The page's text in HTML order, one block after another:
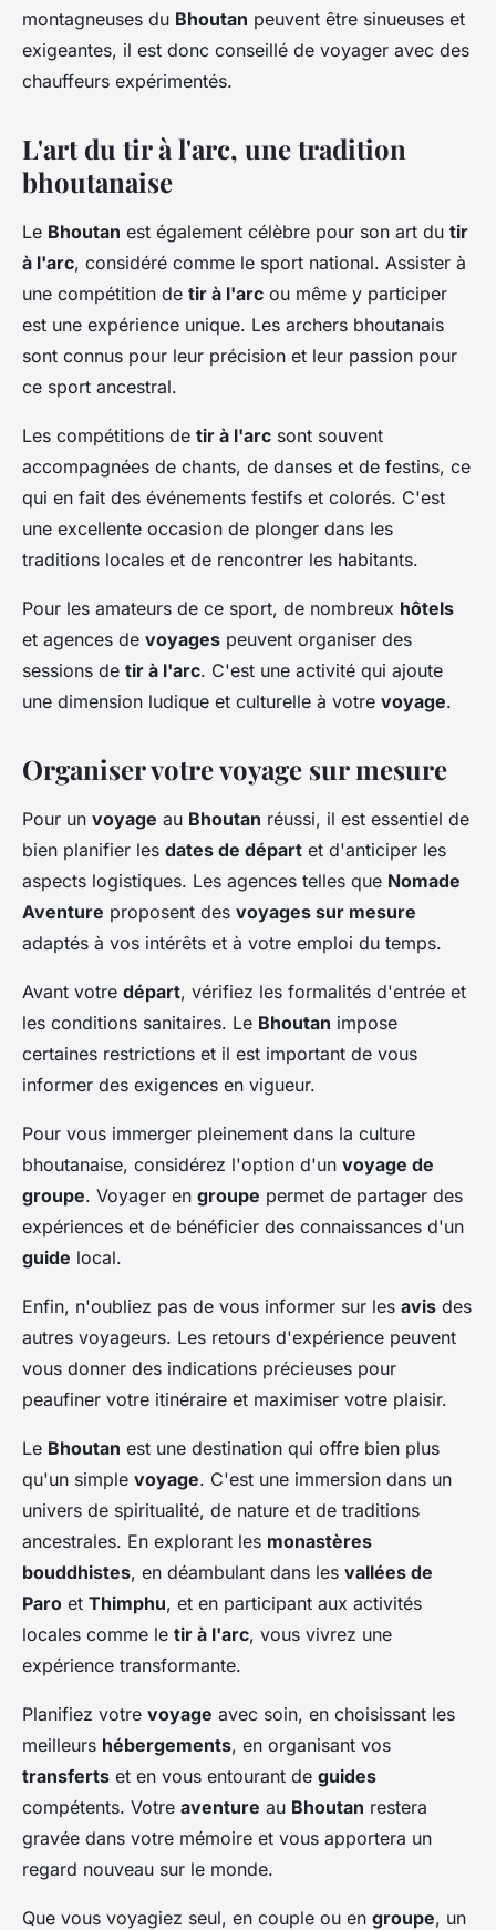
montagneuses du Bhoutan peuvent être sinueuses et
exigeantes, il est donc conseillé de voyager avec des
chauffeurs expérimentés.
L'art du tir à l'arc, une tradition
bhoutanaise
Le Bhoutan est également célèbre pour son art du tir
à l'arc, considéré comme le sport national. Assister à
une compétition de tir à l'arc ou même y participer
est une expérience unique. Les archers bhoutanais
sont connus pour leur précision et leur passion pour
ce sport ancestral.
Les compétitions de tir à l'arc sont souvent
accompagnées de chants, de danses et de festins, ce
qui en fait des événements festifs et colorés. C'est
une excellente occasion de plonger dans les
traditions locales et de rencontrer les habitants.
Pour les amateurs de ce sport, de nombreux hôtels
et agences de voyages peuvent organiser des
sessions de tir à l'arc. C'est une activité qui ajoute
une dimension ludique et culturelle à votre voyage.
Organiser votre voyage sur mesure
Pour un voyage au Bhoutan réussi, il est essentiel de
bien planifier les dates de départ et d'anticiper les
aspects logistiques. Les agences telles que Nomade
Aventure proposent des voyages sur mesure
adaptés à vos intérêts et à votre emploi du temps.
Avant votre départ, vérifiez les formalités d'entrée et
les conditions sanitaires. Le Bhoutan impose
certaines restrictions et il est important de vous
informer des exigences en vigueur.
Pour vous immerger pleinement dans la culture
bhoutanaise, considérez l'option d'un voyage de
groupe. Voyager en groupe permet de partager des
expériences et de bénéficier des connaissances d'un
guide local.
Enfin, n'oubliez pas de vous informer sur les avis des
autres voyageurs. Les retours d'expérience peuvent
vous donner des indications précieuses pour
peaufiner votre itinéraire et maximiser votre plaisir.
Le Bhoutan est une destination qui offre bien plus
qu'un simple voyage. C'est une immersion dans un
univers de spiritualité, de nature et de traditions
ancestrales. En explorant les monastères
bouddhistes, en déambulant dans les vallées de
Paro et Thimphu, et en participant aux activités
locales comme le tir à l'arc, vous vivrez une
expérience transformante.
Planifiez votre voyage avec soin, en choisissant les
meilleurs hébergements, en organisant vos
transferts et en vous entourant de guides
compétents. Votre aventure au Bhoutan restera
gravée dans votre mémoire et vous apportera un
regard nouveau sur le monde.
Que vous voyagiez seul, en couple ou en groupe, un